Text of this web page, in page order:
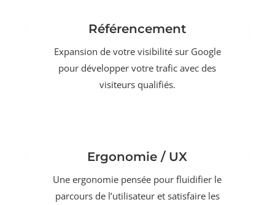
Référencement
Expansion de votre visibilité sur Google
pour développer votre trafic avec des
visiteurs qualifiés.
Ergonomie / UX
Une ergonomie pensée pour fluidifier le
parcours de l’utilisateur et satisfaire les